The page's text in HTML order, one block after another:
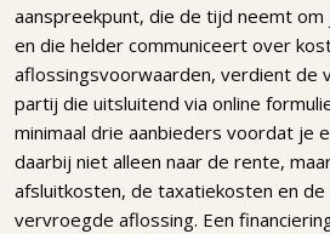
aanspreekpunt, die de tijd neemt
en die helder communiceert over
aflossingsvoorwaarden, verdient de
partij die uitsluitend via online
minimaal drie aanbieders voordat je
daarbij niet alleen naar de rente,
afsluitkosten, de taxatiekosten en
vervroegde aflossing. Een